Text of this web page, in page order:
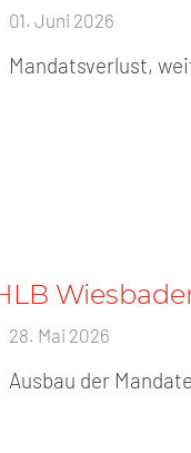
01. Juni 2026
Mandatsverlust,
28. Mai 2026
Ausbau der